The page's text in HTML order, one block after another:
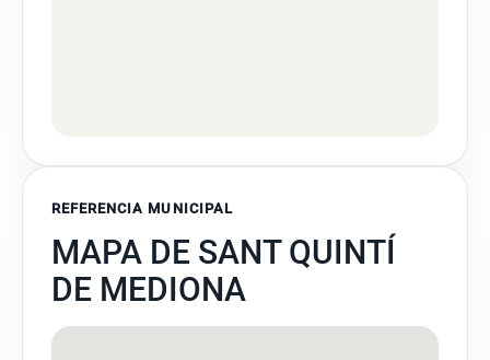
REFERENCIA MUNICIPAL
MAPA DE SANT QUINTÍ
DE MEDIONA